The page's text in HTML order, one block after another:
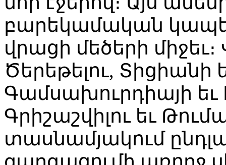
բարեկամական
վրացի մեծերի միջեւ։
Ծերեթելու, Տիցիանի
Գամսախուրդիայի
Գրիշաշվիլու եւ
տասնամյակում